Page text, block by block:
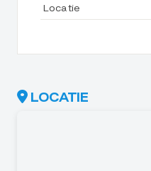
Locatie
LOCATIE